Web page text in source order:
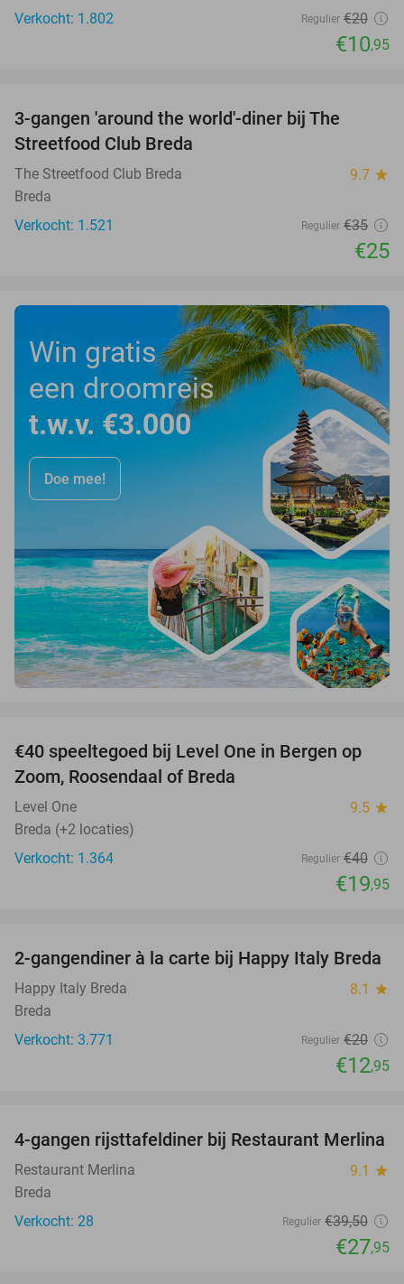
Verkocht: 1.802
Regulier €20
€10,95
3-gangen 'around the world'-diner bij The
Streetfood Club Breda
The Streetfood Club Breda 9.7 star
Breda
Verkocht: 1.521
Regulier €35
€25
Win gratis
een droomreis
t.w.v. €3.000
Doe mee!
50%
€40 speeltegoed bij Level One in Bergen op
Zoom, Roosendaal of Breda
Level One 9.5 star
Breda (+2 locaties)
Verkocht: 1.364
Regulier €40
€19,95
35%
2-gangendiner à la carte bij Happy Italy Breda
Happy Italy Breda 8.1 star
Breda
Verkocht: 3.771
Regulier €20
€12,95
29%
4-gangen rijsttafeldiner bij Restaurant Merlina
Restaurant Merlina 9.1 star
Breda
Verkocht: 28
Regulier €39,50
€27,95